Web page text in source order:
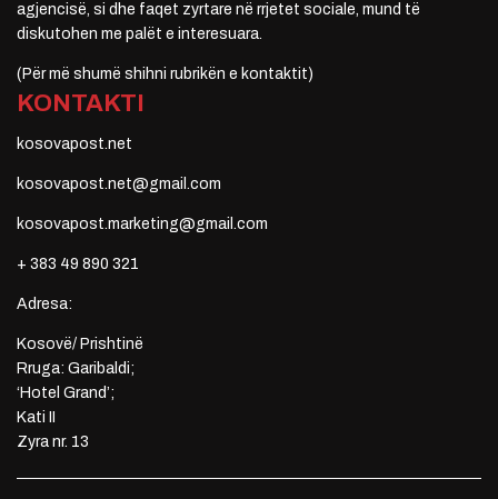
agjencisë, si dhe faqet zyrtare në rrjetet sociale, mund të
diskutohen me palët e interesuara.
(Për më shumë shihni rubrikën e kontaktit)
KONTAKTI
kosovapost.net
kosovapost.net@gmail.com
kosovapost.marketing@gmail.com
+ 383 49 890 321
Adresa:
Kosovë/ Prishtinë
Rruga: Garibaldi;
‘Hotel Grand’;
Kati II
Zyra nr. 13